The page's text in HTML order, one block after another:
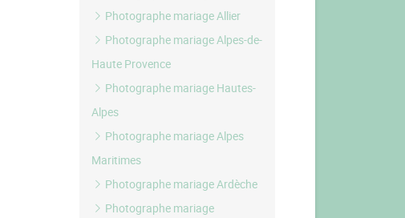
Photographe mariage Allier
Photographe mariage Alpes-de-
Haute Provence
Photographe mariage Hautes-
Alpes
Photographe mariage Alpes
Maritimes
Photographe mariage Ardèche
Photographe mariage